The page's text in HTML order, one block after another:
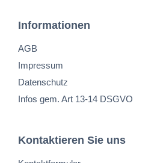
Informationen
AGB
Impressum
Datenschutz
Infos gem. Art 13-14 DSGVO
Kontaktieren Sie uns